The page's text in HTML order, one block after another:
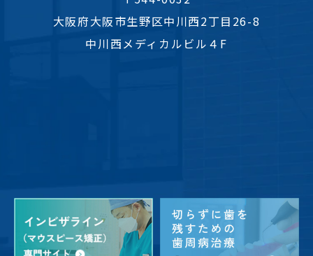
大阪府大阪市生野区中川西2丁目26-8
中川西メディカルビル４F